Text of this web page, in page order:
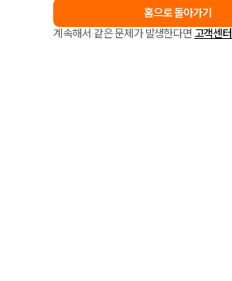
홈으로 돌아가기
계속해서 같은 문제가 발생한다면 고객센터